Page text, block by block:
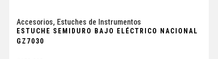
Accesorios, Estuches de Instrumentos
ESTUCHE SEMIDURO BAJO ELÉCTRICO NACIONAL
GZ7030